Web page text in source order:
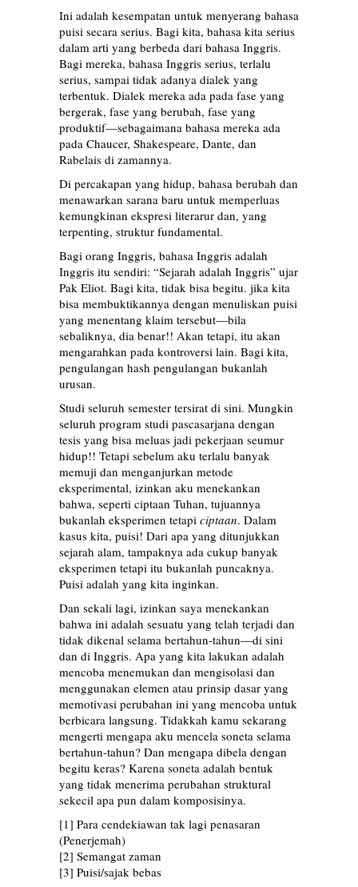
Ini adalah kesempatan untuk menyerang bahasa
puisi secara serius. Bagi kita, bahasa kita serius
dalam arti yang berbeda dari bahasa Inggris.
Bagi mereka, bahasa Inggris serius, terlalu
serius, sampai tidak adanya dialek yang
terbentuk. Dialek mereka ada pada fase yang
bergerak, fase yang berubah, fase yang
produktif—sebagaimana bahasa mereka ada
pada Chaucer, Shakespeare, Dante, dan
Rabelais di zamannya.
Di percakapan yang hidup, bahasa berubah dan
menawarkan sarana baru untuk memperluas
kemungkinan ekspresi literarur dan, yang
terpenting, struktur fundamental.
Bagi orang Inggris, bahasa Inggris adalah
Inggris itu sendiri: “Sejarah adalah Inggris” ujar
Pak Eliot. Bagi kita, tidak bisa begitu. jika kita
bisa membuktikannya dengan menuliskan puisi
yang menentang klaim tersebut—bila
sebaliknya, dia benar!! Akan tetapi, itu akan
mengarahkan pada kontroversi lain. Bagi kita,
pengulangan hash pengulangan bukanlah
urusan.
Studi seluruh semester tersirat di sini. Mungkin
seluruh program studi pascasarjana dengan
tesis yang bisa meluas jadi pekerjaan seumur
hidup!! Tetapi sebelum aku terlalu banyak
memuji dan menganjurkan metode
eksperimental, izinkan aku menekankan
bahwa, seperti ciptaan Tuhan, tujuannya
bukanlah eksperimen tetapi ciptaan. Dalam
kasus kita, puisi! Dari apa yang ditunjukkan
sejarah alam, tampaknya ada cukup banyak
eksperimen tetapi itu bukanlah puncaknya.
Puisi adalah yang kita inginkan.
Dan sekali lagi, izinkan saya menekankan
bahwa ini adalah sesuatu yang telah terjadi dan
tidak dikenal selama bertahun-tahun—di sini
dan di Inggris. Apa yang kita lakukan adalah
mencoba menemukan dan mengisolasi dan
menggunakan elemen atau prinsip dasar yang
memotivasi perubahan ini yang mencoba untuk
berbicara langsung. Tidakkah kamu sekarang
mengerti mengapa aku mencela soneta selama
bertahun-tahun? Dan mengapa dibela dengan
begitu keras? Karena soneta adalah bentuk
yang tidak menerima perubahan struktural
sekecil apa pun dalam komposisinya.
[1] Para cendekiawan tak lagi penasaran
(Penerjemah)
[2] Semangat zaman
[3] Puisi/sajak bebas